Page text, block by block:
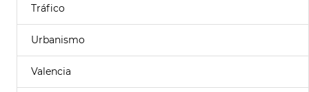
Tráfico
Urbanismo
Valencia